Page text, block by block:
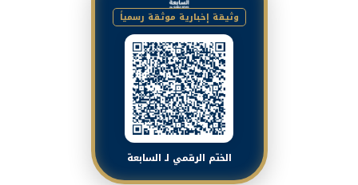
وثيقة إخبارية موثقة رسمياً
الختم الرقمي لـ السابعة